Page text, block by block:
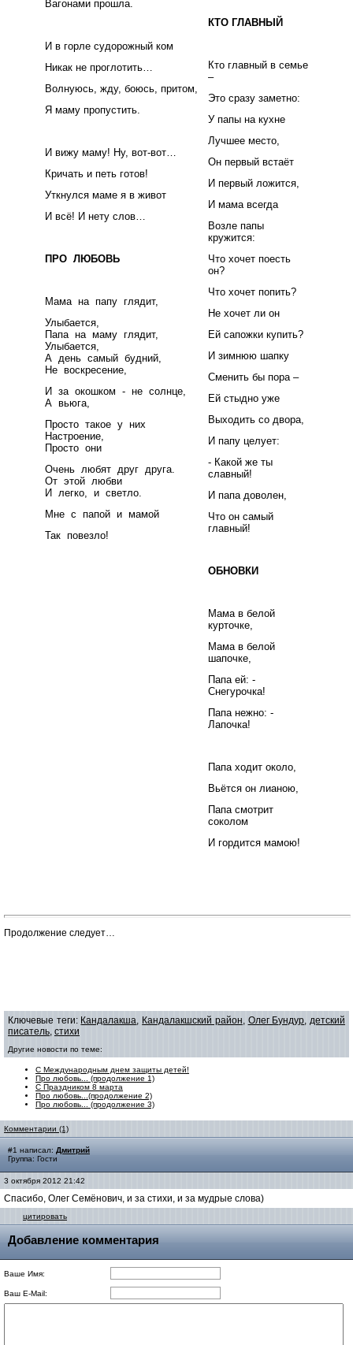
Вагонами прошла.
И в горле судорожный ком
Никак не проглотить…
Волнуюсь, жду, боюсь, притом,
Я маму пропустить.
И вижу маму! Ну, вот-вот…
Кричать и петь готов!
Уткнулся маме я в живот
И всё! И нету слов…
ПРО ЛЮБОВЬ
Мама на папу глядит,
Улыбается,
Папа на маму глядит,
Улыбается,
А день самый будний,
Не воскресение,
И за окошком - не солнце,
А вьюга,
Просто такое у них
Настроение,
Просто они
Очень любят друг друга.
От этой любви
И легко, и светло.
Мне с папой и мамой
Так повезло!
КТО ГЛАВНЫЙ
Кто главный в семье
–
Это сразу заметно:
У папы на кухне
Лучшее место,
Он первый встаёт
И первый ложится,
И мама всегда
Возле папы
кружится:
Что хочет поесть
он?
Что хочет попить?
Не хочет ли он
Ей сапожки купить?
И зимнюю шапку
Сменить бы пора –
Ей стыдно уже
Выходить со двора,
И папу целует:
- Какой же ты
славный!
И папа доволен,
Что он самый
главный!
ОБНОВКИ
Мама в белой
курточке,
Мама в белой
шапочке,
Папа ей: -
Снегурочка!
Папа нежно: -
Лапочка!
Папа ходит около,
Вьётся он лианою,
Папа смотрит
соколом
И гордится мамою!
Продолжение следует…
Ключевые теги: Кандалакша, Кандалакшский район, Олег Бундур,детский
писатель, стихи
Другие новости по теме:
С Международным днем защиты детей!
Про любовь... (продолжение 1)
С Праздником 8 марта
Про любовь...(продолжение 2)
Про любовь... (продолжение 3)
Комментарии (1)
#1 написал: Дмитрий
Группа: Гости
3 октября 2012 21:42
Спасибо, Олег Семёнович, и за стихи, и за мудрые слова)
цитировать
Добавление комментария
Ваше Имя:
Ваш E-Mail: